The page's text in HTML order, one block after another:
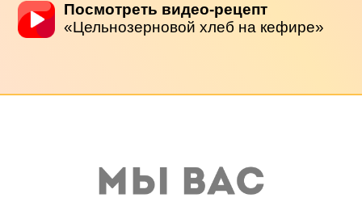
Посмотреть видео-рецепт
«Цельнозерновой хлеб на кефире»